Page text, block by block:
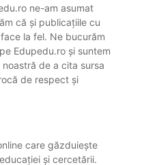
ne-am asumat
că și publicațiile cu
la fel. Ne bucurăm
Edupedu.ro și suntem
de a cita sursa
de respect și
care găzduiește
și cercetării.